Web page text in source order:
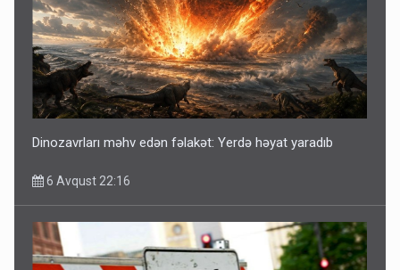
Dinozavrları məhv edən fəlakət: Yerdə həyat yaradıb
6 Avqust 22:16